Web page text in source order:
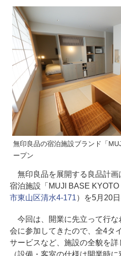
無印良品の宿泊施設ブランド「
ープン
無印良品を展開する良品計画
宿泊施設「MUJI BASE KYOTO
市東山区清水4-171）を5月20
今回は、開業に先立って行な
会に参加してきたので、全4タ
サービスなど、施設の全貌を詳